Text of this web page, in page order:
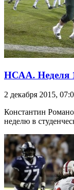
НСАА. Неделя
2 декабря 2015,
Константин
неделю в